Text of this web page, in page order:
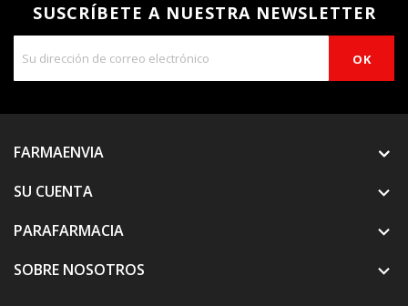
SUSCRÍBETE A NUESTRA NEWSLETTER
FARMAENVIA
SU CUENTA

PARAFARMACIA 
SOBRE NOSOTROS 